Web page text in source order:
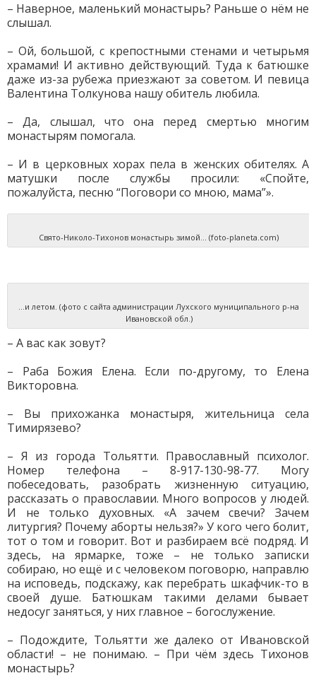
– Наверное, маленький монастырь? Раньше о нём не
слышал.
– Ой, большой, с крепостными стенами и четырьмя
храмами! И активно действующий. Туда к батюшке
даже из-за рубежа приезжают за советом. И певица
Валентина Толкунова нашу обитель любила.
– Да, слышал, что она перед смертью многим
монастырям помогала.
– И в церковных хорах пела в женских обителях. А
матушки после службы просили: «Спойте,
пожалуйста, песню “Поговори со мною, мама”».
Свято-Николо-Тихонов монастырь зимой… (foto-planeta.com)
…и летом. (фото с сайта администрации Лухского муниципального р-на
Ивановской обл.)
– А вас как зовут?
– Раба Божия Елена. Если по-другому, то Елена
Викторовна.
– Вы прихожанка монастыря, жительница села
Тимирязево?
– Я из города Тольятти. Православный психолог.
Номер телефона – 8-917-130-98-77. Могу
побеседовать, разобрать жизненную ситуацию,
рассказать о православии. Много вопросов у людей.
И не только духовных. «А зачем свечи? Зачем
литургия? Почему аборты нельзя?» У кого чего болит,
тот о том и говорит. Вот и разбираем всё подряд. И
здесь, на ярмарке, тоже – не только записки
собираю, но ещё и с человеком поговорю, направлю
на исповедь, подскажу, как перебрать шкафчик-то в
своей душе. Батюшкам такими делами бывает
недосуг заняться, у них главное – богослужение.
– Подождите, Тольятти же далеко от Ивановской
области! – не понимаю. – При чём здесь Тихонов
монастырь?